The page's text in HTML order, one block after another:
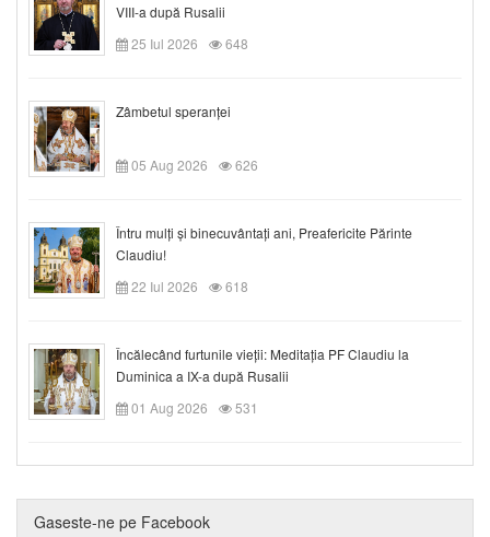
VIII-a după Rusalii
25 Iul 2026
648
Zâmbetul speranței
05 Aug 2026 626
Întru mulți și binecuvântați ani, Preafericite Părinte
Claudiu!
22 Iul 2026
618
Încălecând furtunile vieții: Meditația PF Claudiu la
Duminica a IX-a după Rusalii
01 Aug 2026
531
Gaseste-ne pe Facebook